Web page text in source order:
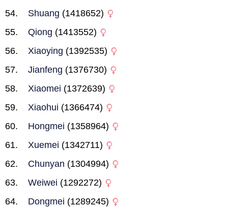
Shuang (1418652)
Qiong (1413552)
Xiaoying (1392535)
Jianfeng (1376730)
Xiaomei (1372639)
Xiaohui (1366474)
Hongmei (1358964)
Xuemei (1342711)
Chunyan (1304994)
Weiwei (1292272)
Dongmei (1289245)